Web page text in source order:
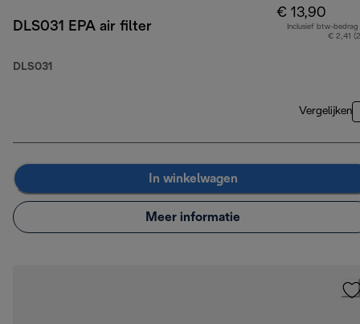
DLS031 EPA air filter
DLS031
€ 13,90
Inclusief btw-bedrag
€ 2,41
Vergelijken
In winkelwagen
Meer informatie